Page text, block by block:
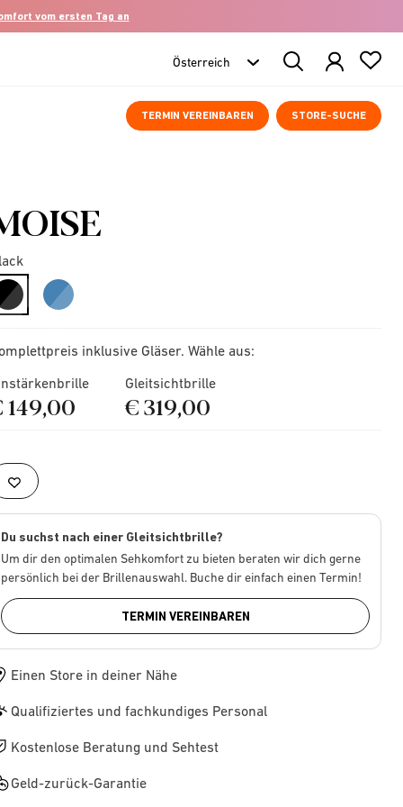
vom ersten Tag an
Search
Products
TERMIN VEREINBAREN STORE-SUCHE
selected
inklusive Gläser. Wähle aus:
149,00
Gleitsichtbrille
€ 319,00
Du suchst nach einer Gleitsichtbrille?
Um dir den optimalen Sehkomfort zu bieten beraten wir dich gerne
persönlich bei der Brillenauswahl. Buche dir einfach einen Termin!
TERMIN VEREINBAREN
Einen Store in deiner Nähe
Qualifiziertes und fachkundiges Personal
Kostenlose Beratung und Sehtest
Geld-zurück-Garantie